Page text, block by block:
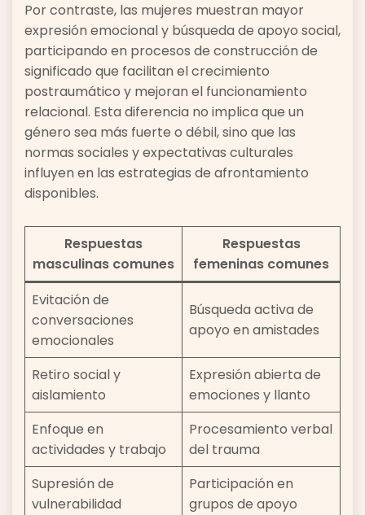
Por contraste, las mujeres muestran mayor
expresión emocional y búsqueda de apoyo social,
participando en procesos de construcción de
significado que facilitan el crecimiento
postraumático y mejoran el funcionamiento
relacional. Esta diferencia no implica que un
género sea más fuerte o débil, sino que las
normas sociales y expectativas culturales
influyen en las estrategias de afrontamiento
disponibles.
Respuestas
masculinas comunes
Respuestas
femeninas comunes
Evitación de
conversaciones
emocionales
Búsqueda activa de
apoyo en amistades
Retiro social y
aislamiento
Expresión abierta de
emociones y llanto
Enfoque en
actividades y trabajo
Procesamiento verbal
del trauma
Supresión de
vulnerabilidad
Participación en
grupos de apoyo